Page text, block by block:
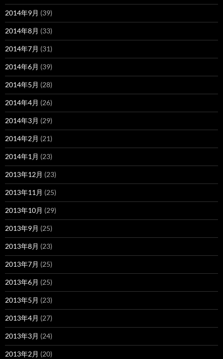
2014年9月 (39)
2014年8月 (33)
2014年7月 (31)
2014年6月 (39)
2014年5月 (28)
2014年4月 (26)
2014年3月 (29)
2014年2月 (21)
2014年1月 (23)
2013年12月 (23)
2013年11月 (25)
2013年10月 (29)
2013年9月 (25)
2013年8月 (23)
2013年7月 (25)
2013年6月 (25)
2013年5月 (23)
2013年4月 (27)
2013年3月 (24)
2013年2月 (20)